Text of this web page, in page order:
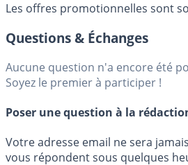
Les offres promotionnelles sont
Questions & Échanges
Aucune question n'a encore été
Soyez le premier à participer !
Poser une question à la
Votre adresse email ne sera
vous répondent sous quelques